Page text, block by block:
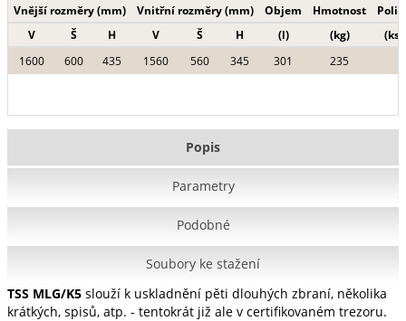
Vnější rozměry (mm) Vnitřní rozměry (mm) Objem Hmotnost
V
Š H V Š H (l) (kg)
(ks)
1600
600 435 1560 560 345 301 235
Popis
Parametry
Podobné
Soubory ke stažení
TSS MLG/K5 slouží k uskladnění pěti dlouhých zbraní, několika
krátkých, spisů, atp. - tentokrát již ale v certifikovaném trezoru.